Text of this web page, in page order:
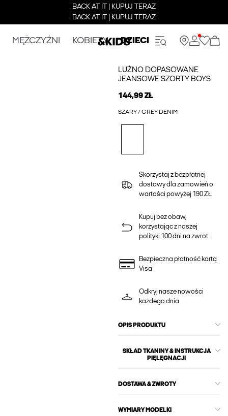
BACK AT IT | KUPUJ TERAZ
BACK AT IT | KUPUJ TERAZ
MĘŻCZYŹNI KOBIETY DZIECI
LUŹNO DOPASOWANE
JEANSOWE SZORTY BOYS
144,99 ZŁ
SZARY / GREY DENIM
Skorzystaj z bezpłatnej
dostawy dla zamowień o
wartości powyżej 190 ZŁ
Kupuj bez obaw,
korzystając z naszej
polityki 100 dni na zwrot
Bezpieczna płatność kartą
Visa
Odkryj nasze nowości
każdego dnia
OPIS PRODUKTU
SKŁAD TKANINY & INSTRUKCJA
PIĘLĘGNACJI
DOSTAWA & ZWROTY
WYMIARY MODELKI